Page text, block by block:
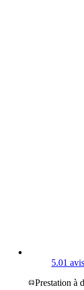
5.01 avis
Prestation à